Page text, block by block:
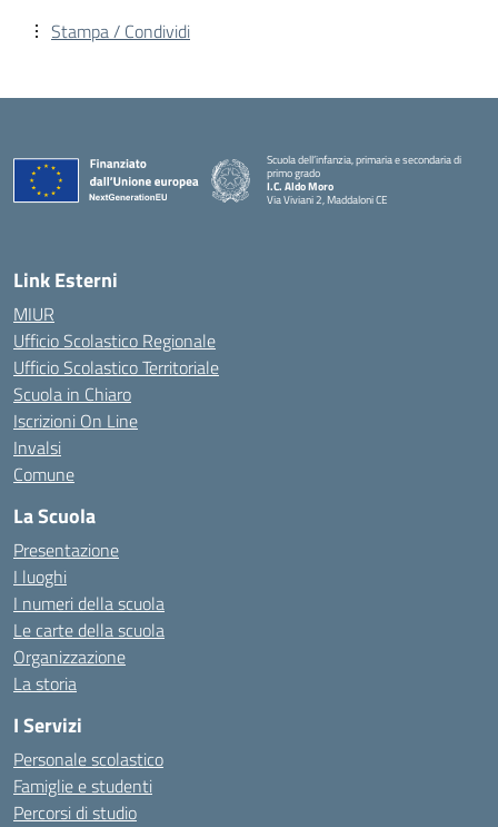
Stampa / Condividi
Scuola dell’infanzia, primaria e secondaria di
primo grado
I.C. Aldo Moro
Via Viviani 2, Maddaloni CE
Link Esterni
MIUR
Ufficio Scolastico Regionale
Ufficio Scolastico Territoriale
Scuola in Chiaro
Iscrizioni On Line
Invalsi
Comune
La Scuola
Presentazione
I luoghi
I numeri della scuola
Le carte della scuola
Organizzazione
La storia
I Servizi
Personale scolastico
Famiglie e studenti
Percorsi di studio